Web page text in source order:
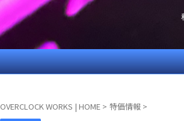
OVERCLOCK WORKS | HOME > 特価情報 >